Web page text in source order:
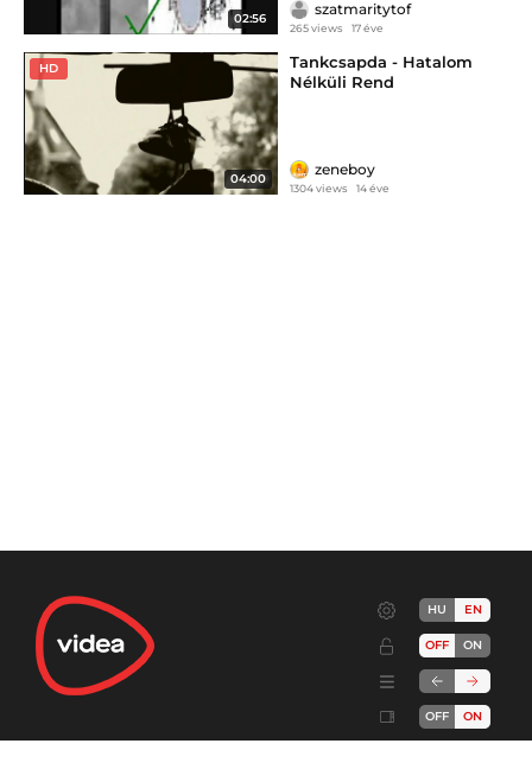
02:56
szatmaritytof
265 views 17 éve
HD
04:00
Tankcsapda - Hatalom
Nélküli Rend
zeneboy
1304 views 14 éve
HU EN
OFF ON
OFF ON